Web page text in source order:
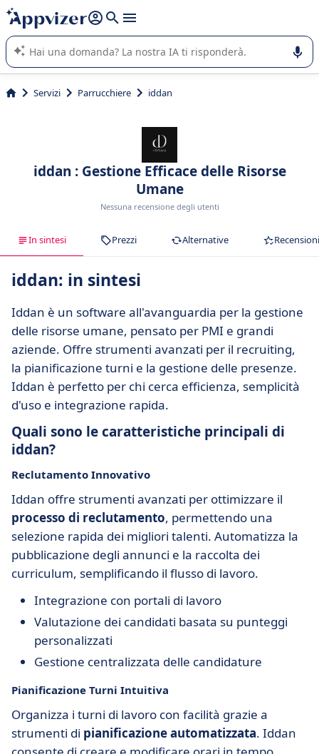
righe con
shift + enter
L'IA di Appvizer vi guida nell'utilizzo o nella scelta di un
software SaaS per la vostra azienda.
Servizi Parrucchiere iddan
iddan : Gestione Efficace delle Risorse
Umane
Nessuna recensione degli utenti
In sintesi Prezzi Alternative Recensioni
iddan: in sintesi
Iddan è un software all'avanguardia per la gestione
delle risorse umane, pensato per PMI e grandi
aziende. Offre strumenti avanzati per il recruiting,
la pianificazione turni e la gestione delle presenze.
Iddan è perfetto per chi cerca efficienza, semplicità
d'uso e integrazione rapida.
Quali sono le caratteristiche principali di
iddan?
Reclutamento Innovativo
Iddan offre strumenti avanzati per ottimizzare il
processo di reclutamento, permettendo una
selezione rapida dei migliori talenti. Automatizza la
pubblicazione degli annunci e la raccolta dei
curriculum, semplificando il flusso di lavoro.
Integrazione con portali di lavoro
Valutazione dei candidati basata su punteggi
personalizzati
Gestione centralizzata delle candidature
Pianificazione Turni Intuitiva
Organizza i turni di lavoro con facilità grazie a
strumenti di pianificazione automatizzata. Iddan